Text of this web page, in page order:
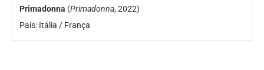
Primadonna (Primadonna, 2022)
País: Itália / França